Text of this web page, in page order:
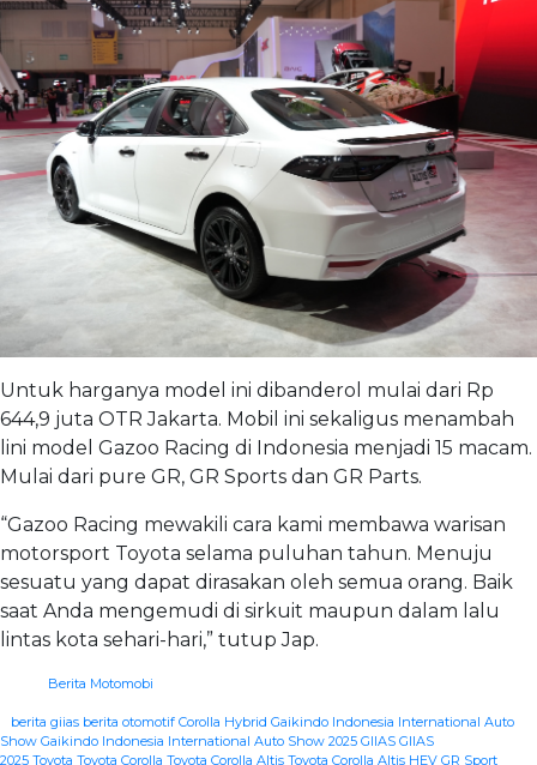
Untuk harganya model ini dibanderol mulai dari Rp
644,9 juta OTR Jakarta. Mobil ini sekaligus menambah
lini model Gazoo Racing di Indonesia menjadi 15 macam.
Mulai dari pure GR, GR Sports dan GR Parts.
“Gazoo Racing mewakili cara kami membawa warisan
motorsport Toyota selama puluhan tahun. Menuju
sesuatu yang dapat dirasakan oleh semua orang. Baik
saat Anda mengemudi di sirkuit maupun dalam lalu
lintas kota sehari-hari,” tutup Jap.
Berita Motomobi
berita giias berita otomotif Corolla Hybrid Gaikindo Indonesia International Auto
Show Gaikindo Indonesia International Auto Show 2025 GIIAS GIIAS
2025 Toyota Toyota Corolla Toyota Corolla Altis Toyota Corolla Altis HEV GR Sport